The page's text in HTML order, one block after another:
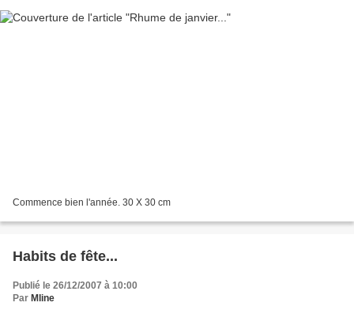
Commence bien l'année. 30 X 30 cm
Habits de fête...
Publié le 26/12/2007 à 10:00
Par Mline